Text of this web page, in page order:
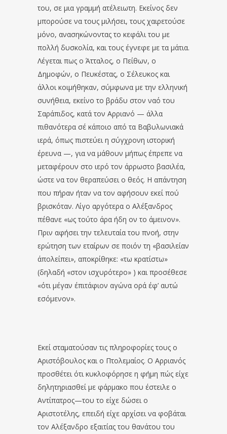
του, σε μια γραμμή ατέλειωτη. Εκείνος δεν
μπορούσε να τους μιλήσει, τους χαιρετούσε
μόνο, ανασηκώνοντας το κεφάλι του με
πολλή δυσκολία, και τους έγνεφε με τα μάτια.
Λέγεται πως ο Άτταλος, ο Πείθων, ο
Δημοφών, ο Πευκέστας, ο Σέλευκος και
άλλοι κοιμήθηκαν, σύμφωνα με την ελληνική
συνήθεια, εκείνο το βράδυ στον ναό του
Σαράπιδος, κατά τον Αρριανό — άλλα
πιθανότερα σέ κάποιο από τα Βαβυλωνιακά
ιερά, όπως πιστεύει η σύγχρονη ιστορική
έρευνα —, για να μάθουν μήπως έπρεπε να
μεταφέρουν στο ιερό τον άρρωστο βασιλέα,
ώστε να τον θεραπεύσει ο θεός. Η απάντηση
που πήραν ήταν να τον αφήσουν εκεί πού
βρισκόταν. Λίγο αργότερα ο Αλέξανδρος
πέθανε «ως τούτο άρα ήδη ον το άμεινον».
Πριν αφήσει την τελευταία του πνοή, στην
ερώτηση των εταίρων σε ποιόν τη «βασιλείαν
άπολείπει», αποκρίθηκε: «τω κρατίστω»
(δηλαδή «στον ισχυρότερο» ) και προσέθεσε
«ότι μέγαν έπιτάφιον αγώνα ορά έφ’ αυτώ
εσόμενον».
Εκεί σταματούσαν τις πληροφορίες τους ο
Αριστόβουλος και ο Πτολεμαίος. Ο Αρριανός
προσθέτει ότι κυκλοφόρησε η φήμη πώς είχε
δηλητηριασθεί με φάρμακο που έστειλε ο
Αντίπατρος—του το είχε δώσει ο
Αριστοτέλης, επειδή είχε αρχίσει να φοβάται
τον Αλέξανδρο εξαιτίας του θανάτου του